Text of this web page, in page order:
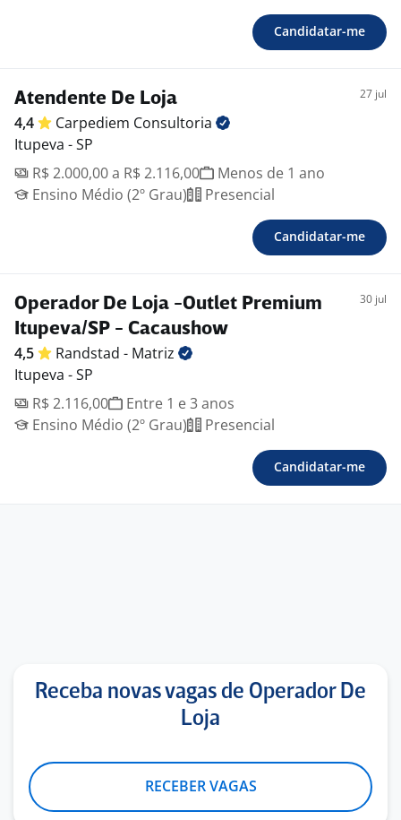
Candidatar-me
Atendente De Loja 27 jul
4,4 Carpediem Consultoria
Itupeva - SP
R$ 2.000,00 a R$ 2.116,00
Menos de 1 ano
Ensino Médio (2º Grau)
Presencial
Candidatar-me
Operador De Loja -Outlet Premium
Itupeva/SP - Cacaushow
30 jul
4,5 Randstad - Matriz
Itupeva - SP
R$ 2.116,00
Entre 1 e 3 anos
Ensino Médio (2º Grau)
Presencial
Candidatar-me
Receba novas vagas de Operador De
Loja
RECEBER VAGAS